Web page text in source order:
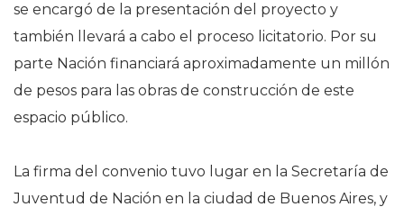
se encargó de la presentación del proyecto y
también llevará a cabo el proceso licitatorio. Por su
parte Nación financiará aproximadamente un millón
de pesos para las obras de construcción de este
espacio público.
La firma del convenio tuvo lugar en la Secretaría de
Juventud de Nación en la ciudad de Buenos Aires, y